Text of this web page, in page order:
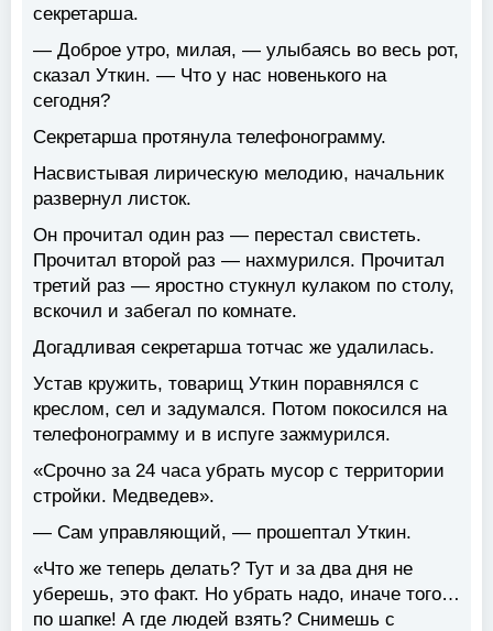
секретарша.
— Доброе утро, милая, — улыбаясь во весь рот,
сказал Уткин. — Что у нас новенького на
сегодня?
Секретарша протянула телефонограмму.
Насвистывая лирическую мелодию, начальник
развернул листок.
Он прочитал один раз — перестал свистеть.
Прочитал второй раз — нахмурился. Прочитал
третий раз — яростно стукнул кулаком по столу,
вскочил и забегал по комнате.
Догадливая секретарша тотчас же удалилась.
Устав кружить, товарищ Уткин поравнялся с
креслом, сел и задумался. Потом покосился на
телефонограмму и в испуге зажмурился.
«Срочно за 24 часа убрать мусор с территории
стройки. Медведев».
— Сам управляющий, — прошептал Уткин.
«Что же теперь делать? Тут и за два дня не
уберешь, это факт. Но убрать надо, иначе того…
по шапке! А где людей взять? Снимешь с